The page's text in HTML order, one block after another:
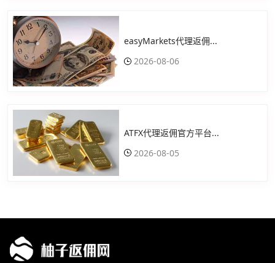
easyMarkets代理返佣...
2026-08-06
ATFX代理返佣官方平台...
2026-08-05